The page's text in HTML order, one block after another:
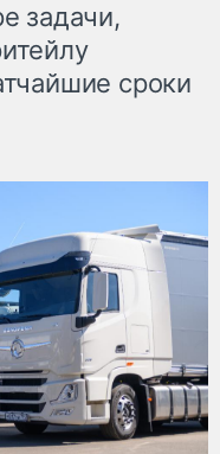
задачи,
сроки